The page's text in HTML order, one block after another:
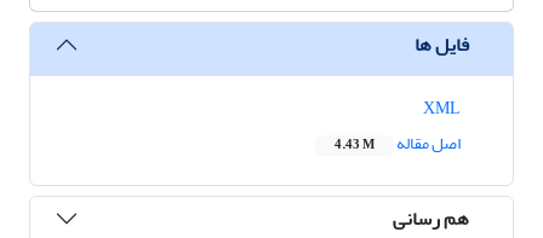
فایل ها
اصل مقاله
4.43 M
هم رسانی